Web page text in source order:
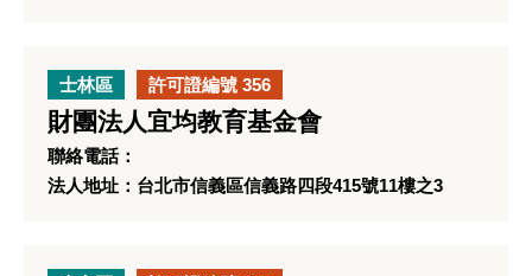
士林區 許可證編號 356
財團法人宜均教育基金會
聯絡電話：
法人地址：台北市信義區信義路四段415號11樓之3